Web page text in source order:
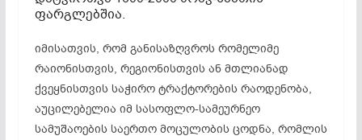
ფარგლებშია.
იმისათვის, რომ განისაზღვროს რომელიმე
რაიონისთვის, რეგიონისთვის ან მთლიანად
ქვეყნისთვის საჭირო ტრაქტორების რაოდენობა,
აუცილებელია იმ სასოფლო-სამეურნეო
სამუშაოების საერთო მოცულობის ცოდნა, რომლის